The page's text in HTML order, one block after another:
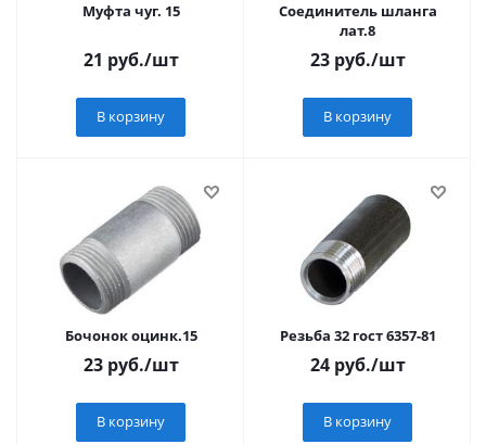
Муфта чуг. 15
21 руб./шт
В корзину
Соединитель шланга
лат.8
23руб./шт
В корзину
Бочонок оцинк.15
23руб./шт
В корзину
Резьба 32 гост 6357-81
24руб./шт
В корзину